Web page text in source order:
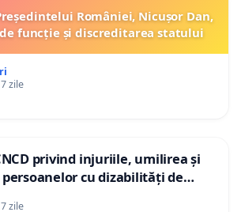
României, Nicușor Dan,
funcție și discreditarea statului
zile
privind injuriile, umilirea și
cu dizabilități de
TikTok „Gorici”
zile